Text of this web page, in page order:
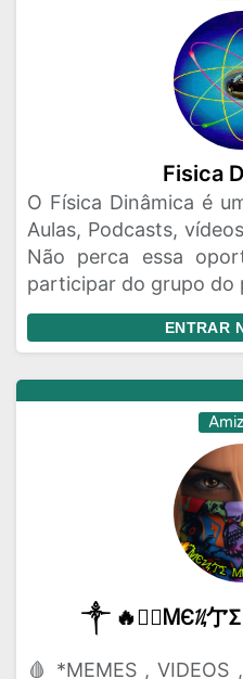
Fisica
O Física Dinâmica é
Aulas, Podcasts,
Não perca essa
participar do grupo do
ENTRAR
༒ 🔥፝⃟ᎷЄᜰ亇Σ
🩸 *MEMES , VIDEOS